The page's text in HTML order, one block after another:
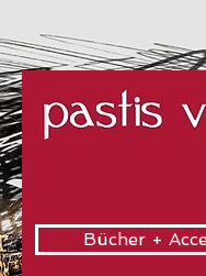
Bücher +